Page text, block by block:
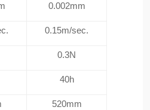
0.002mm
0.15m/sec.
0.3N
40h
520mm